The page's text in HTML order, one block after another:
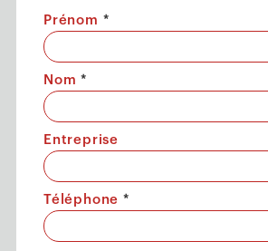
Prénom *
Nom*
Entreprise
Téléphone*